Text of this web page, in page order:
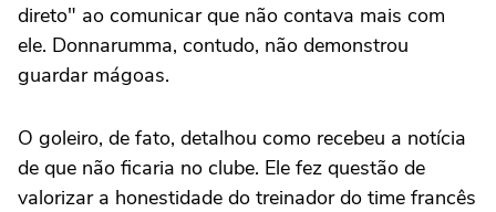
direto" ao comunicar que não contava mais com
ele. Donnarumma, contudo, não demonstrou
guardar mágoas.
O goleiro, de fato, detalhou como recebeu a notícia
de que não ficaria no clube. Ele fez questão de
valorizar a honestidade do treinador do time francês